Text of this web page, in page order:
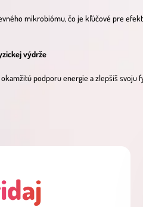
mikrobiómu, čo je kľúčové pre
výdrže
podporu energie a zlepšíš